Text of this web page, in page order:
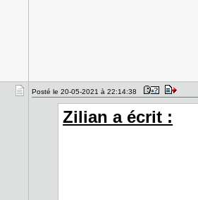
Posté le 20-05-2021 à 22:14:38
Zilian a écrit :